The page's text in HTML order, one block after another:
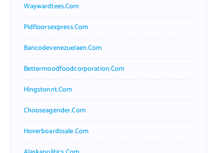
Waywardtees.com
Pidfloorsexpress.com
Bancodevenezuelaen.com
Bettermoodfoodcorporation.com
Hingstonnt.com
Chooseagender.com
Hoverboardssale.com